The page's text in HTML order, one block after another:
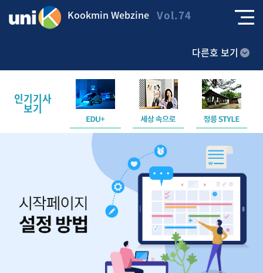
Kookmin Webzine Vol.74
다른호 보기
인기기사
보기